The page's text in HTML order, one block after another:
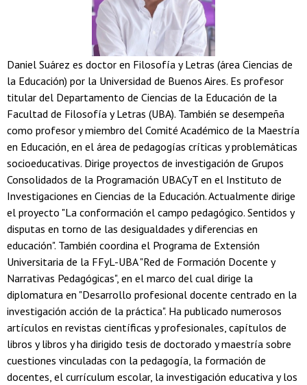
Daniel Suárez es doctor en Filosofía y Letras (área Ciencias de
la Educación) por la Universidad de Buenos Aires. Es profesor
titular del Departamento de Ciencias de la Educación de la
Facultad de Filosofía y Letras (UBA). También se desempeña
como profesor y miembro del Comité Académico de la Maestría
en Educación, en el área de pedagogías críticas y problemáticas
socioeducativas. Dirige proyectos de investigación de Grupos
Consolidados de la Programación UBACyT en el Instituto de
Investigaciones en Ciencias de la Educación. Actualmente dirige
el proyecto "La conformación el campo pedagógico. Sentidos y
disputas en torno de las desigualdades y diferencias en
educación". También coordina el Programa de Extensión
Universitaria de la FFyL-UBA "Red de Formación Docente y
Narrativas Pedagógicas", en el marco del cual dirige la
diplomatura en "Desarrollo profesional docente centrado en la
investigación acción de la práctica". Ha publicado numerosos
artículos en revistas científicas y profesionales, capítulos de
libros y libros y ha dirigido tesis de doctorado y maestría sobre
cuestiones vinculadas con la pedagogía, la formación de
docentes, el currículum escolar, la investigación educativa y los